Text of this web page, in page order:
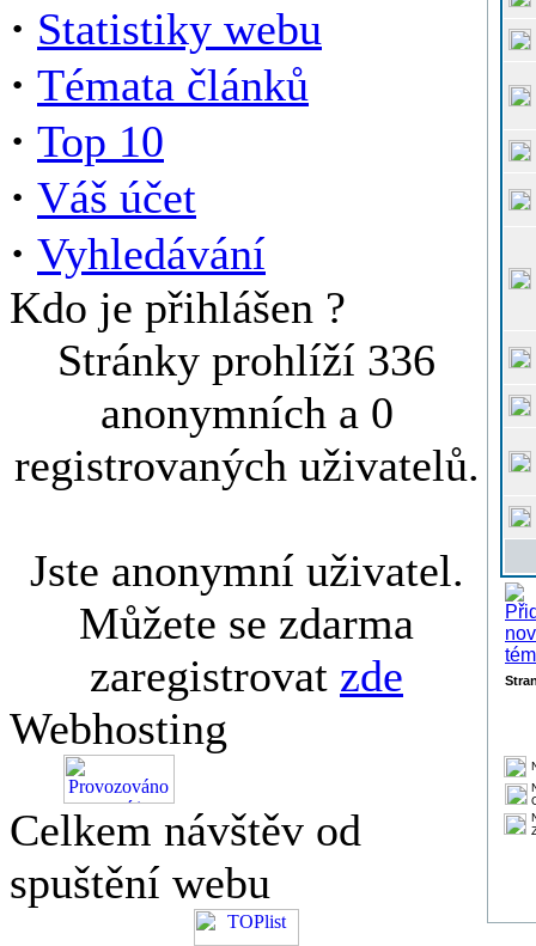
· Statistiky webu
· Témata článků
· Top 10
· Váš účet
· Vyhledávání
Kdo je přihlášen ?
Stránky prohlíží 336
anonymních a 0
registrovaných uživatelů.
Jste anonymní uživatel.
Můžete se zdarma
zaregistrovat zde
Webhosting
Celkem návštěv od
spuštění webu